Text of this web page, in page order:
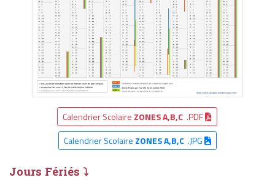
Calendrier Scolaire ZONES A,B,C .PDF
Calendrier Scolaire ZONES A,B,C.JPG
Jours Fériés ⤵